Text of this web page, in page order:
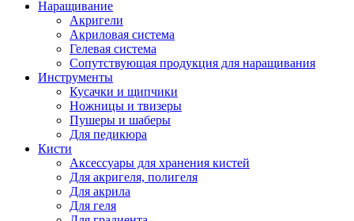
Наращивание
Акригели
Акриловая система
Гелевая система
Сопутствующая продукция для наращивания
Инструменты
Кусачки и щипчики
Ножницы и твизеры
Пушеры и шаберы
Для педикюра
Кисти
Аксессуары для хранения кистей
Для акригеля, полигеля
Для акрила
Для геля